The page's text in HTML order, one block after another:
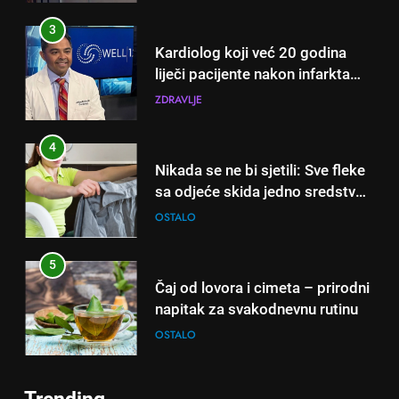
3
Kardiolog koji već 20 godina
liječi pacijente nakon infarkta
otkrio: Ove 4 jutarnje navike
ZDRAVLJE
4
Nikada se ne bi sjetili: Sve fleke
sa odjeće skida jedno sredstvo
koje svi imamo u kući
OSTALO
5
Čaj od lovora i cimeta – prirodni
napitak za svakodnevnu rutinu
OSTALO